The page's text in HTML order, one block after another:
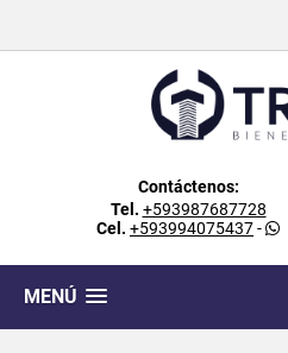
Contáctenos:
Tel. +593987687728
Cel. +593994075437-
MENÚ